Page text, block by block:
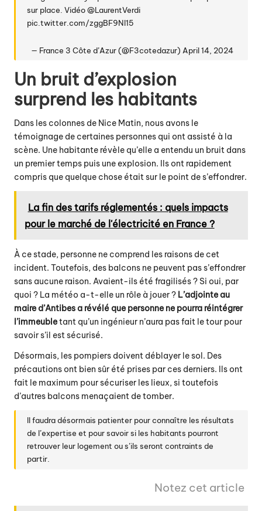
sur place. Vidéo@LaurentVerdi
pic.twitter.com/zggBF9Nl15
— France 3 Côte d’Azur (@F3cotedazur) April 14, 2024
Un bruit d’explosion
surprend les habitants
Dans les colonnes de Nice Matin, nous avons le
témoignage de certaines personnes qui ont assisté à la
scène. Une habitante révèle qu’elle a entendu un bruit dans
un premier temps puis une explosion. Ils ont rapidement
compris que quelque chose était sur le point de s’effondrer.
La fin des tarifs réglementés : quels impacts
pour le marché de l'électricité en France ?
À ce stade, personne ne comprend les raisons de cet
incident. Toutefois, des balcons ne peuvent pas s’effondrer
sans aucune raison. Avaient-ils été fragilisés ? Si oui, par
quoi ? La météo a-t-elle un rôle à jouer? L’adjointe au
maire d’Antibes a révélé que personne ne pourra réintégrer
l’immeubletant qu’un ingénieur n’aura pas fait le tour pour
savoir s’il est sécurisé.
Désormais, les pompiers doivent déblayer le sol. Des
précautions ont bien sûr été prises par ces derniers. Ils ont
fait le maximum pour sécuriser les lieux, si toutefois
d’autres balcons menaçaient de tomber.
Il faudra désormais patienter pour connaître les résultats
de l’expertise et pour savoir si les habitants pourront
retrouver leur logement ou s’ils seront contraints de
partir.
Notez cet article